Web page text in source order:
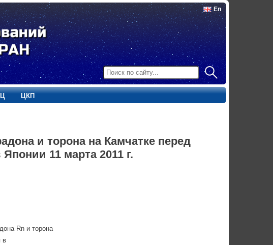
En
ЦКП
и торона на Камчатке перед
11 марта 2011 г.
Rn и торона
в